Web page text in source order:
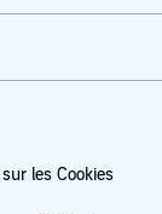
les Cookies